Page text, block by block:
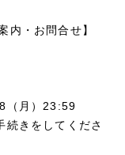
内・お問合せ】
（月）23:59
続きをしてくださ